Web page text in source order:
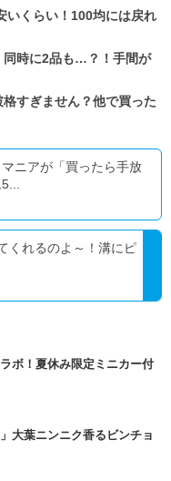
くらい！100均には戻れ
同時に2品も…？！手間が
すぎません？他で買った
ニアが「買ったら手放
くれるのよ～！溝にピ
ボ！夏休み限定ミニカー付
大葉ニンニク香るビンチョ